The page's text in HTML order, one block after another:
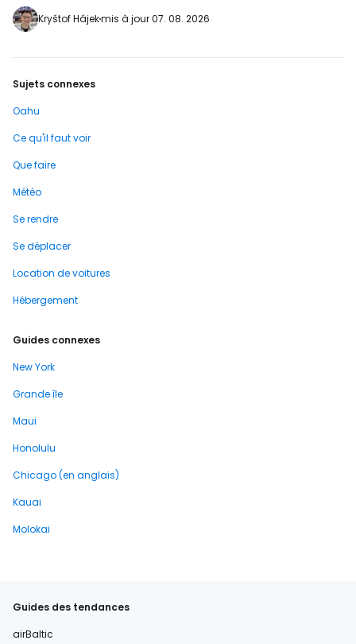
très accidenté qui se transforme en un
petit récif corallien sous l'eau crée de
Kryštof Hájekmis à jour 07. 08. 2026
Sujets connexes
Oahu
Ce qu'il faut voir
Que faire
Météo
Se rendre
Se déplacer
Location de voitures
Hébergement
Guides connexes
New York
Grande île
Maui
Honolulu
Chicago (en anglais)
Kauai
Molokai
Guides des tendances
airBaltic